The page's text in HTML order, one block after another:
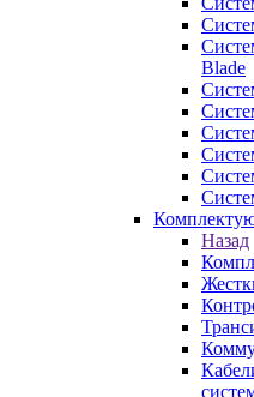
Blade
Назад